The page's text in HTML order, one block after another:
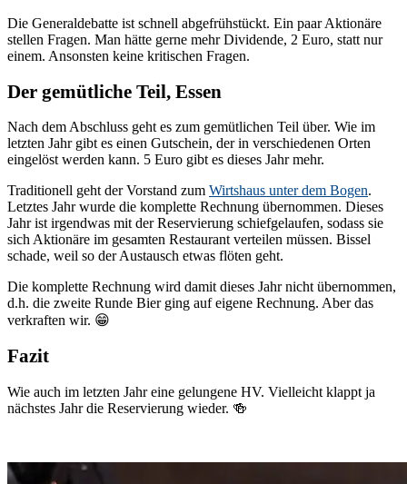
Die Generaldebatte ist schnell abgefrühstückt. Ein paar Aktionäre
stellen Fragen. Man hätte gerne mehr Dividende, 2 Euro, statt nur
einem. Ansonsten keine kritischen Fragen.
Der gemütliche Teil, Essen
Nach dem Abschluss geht es zum gemütlichen Teil über. Wie im
letzten Jahr gibt es einen Gutschein, der in verschiedenen Orten
eingelöst werden kann. 5 Euro gibt es dieses Jahr mehr.
Traditionell geht der Vorstand zum Wirtshaus unter dem Bogen.
Letztes Jahr wurde die komplette Rechnung übernommen. Dieses
Jahr ist irgendwas mit der Reservierung schiefgelaufen, sodass sie
sich Aktionäre im gesamten Restaurant verteilen müssen. Bissel
schade, weil so der Austausch etwas flöten geht.
Die komplette Rechnung wird damit dieses Jahr nicht übernommen,
d.h. die zweite Runde Bier ging auf eigene Rechnung. Aber das
verkraften wir. 😁
Fazit
Wie auch im letzten Jahr eine gelungene HV. Vielleicht klappt ja
nächstes Jahr die Reservierung wieder. 🍻